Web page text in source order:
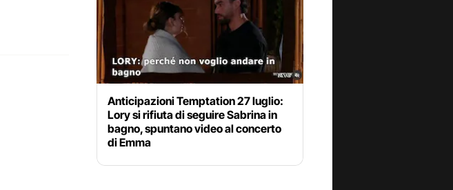
Anticipazioni Temptation 27 luglio:
Lory si rifiuta di seguire Sabrina in
bagno, spuntano video al concerto
di Emma